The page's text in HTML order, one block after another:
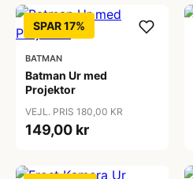
SPAR 17%
BATMAN
Batman Ur med
Projektor
VEJL. PRIS 180,00 KR
149,00 kr